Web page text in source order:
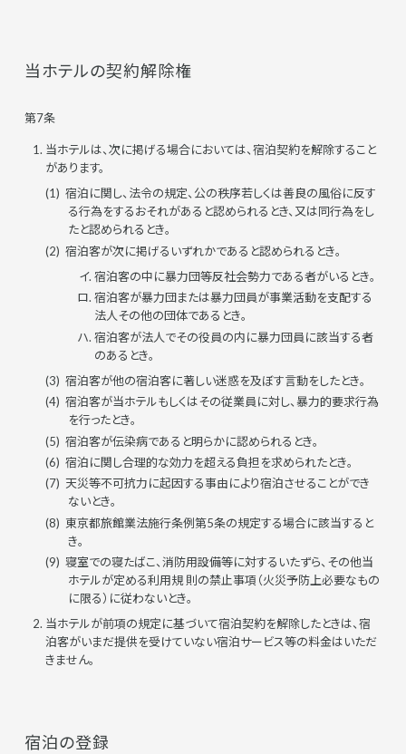
当ホテルの契約解除権
第7条
当ホテルは、次に掲げる場合においては、宿泊契約を解除すること
があります。
宿泊に関し、法令の規定、公の秩序若しくは善良の風俗に反す
る行為をするおそれがあると認められるとき、又は同行為をし
たと認められるとき。
宿泊客が次に掲げるいずれかであると認められるとき。
宿泊客の中に暴力団等反社会勢力である者がいるとき。
宿泊客が暴力団または暴力団員が事業活動を支配する
法人その他の団体であるとき。
宿泊客が法人でその役員の内に暴力団員に該当する者
のあるとき。
宿泊客が他の宿泊客に著しい迷惑を及ぼす言動をしたとき。
宿泊客が当ホテルもしくはその従業員に対し、暴力的要求行為
を行ったとき。
宿泊客が伝染病であると明らかに認められるとき。
宿泊に関し合理的な効力を超える負担を求められたとき。
天災等不可抗力に起因する事由により宿泊させることができ
ないとき。
東京都旅館業法施行条例第5条の規定する場合に該当すると
き。
寝室での寝たばこ、消防用設備等に対するいたずら、その他当
ホテルが定める利用規 則の禁止事項（火災予防上必要なもの
に限る）に従わないとき。
当ホテルが前項の規定に基づいて宿泊契約を解除したときは、宿
泊客がいまだ提供を受けていない宿泊サービス等の料金はいただ
きません。
宿泊の登録